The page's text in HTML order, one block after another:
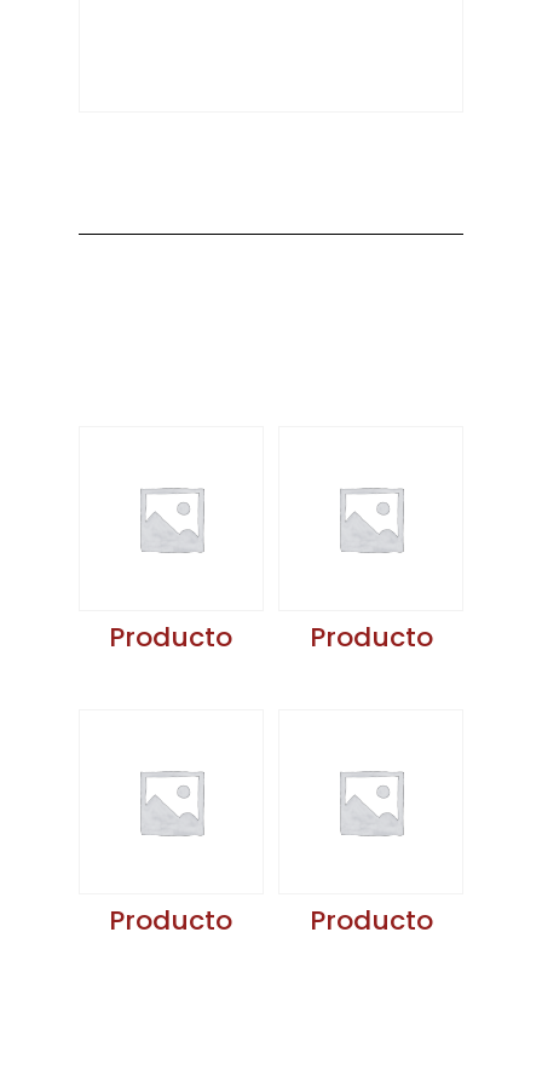
Producto Producto
Producto Producto